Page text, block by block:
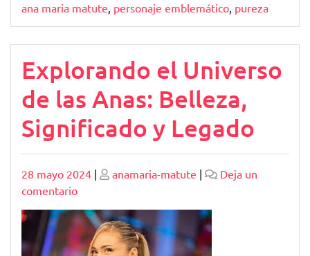
ana maria matute, personaje emblemático, pureza
Explorando el Universo
de las Anas: Belleza,
Significado y Legado
Publicado
28 mayo 2024 | Publicado
anamaria-matute |
Deja un
comentarioen
Explorando
el
Universo